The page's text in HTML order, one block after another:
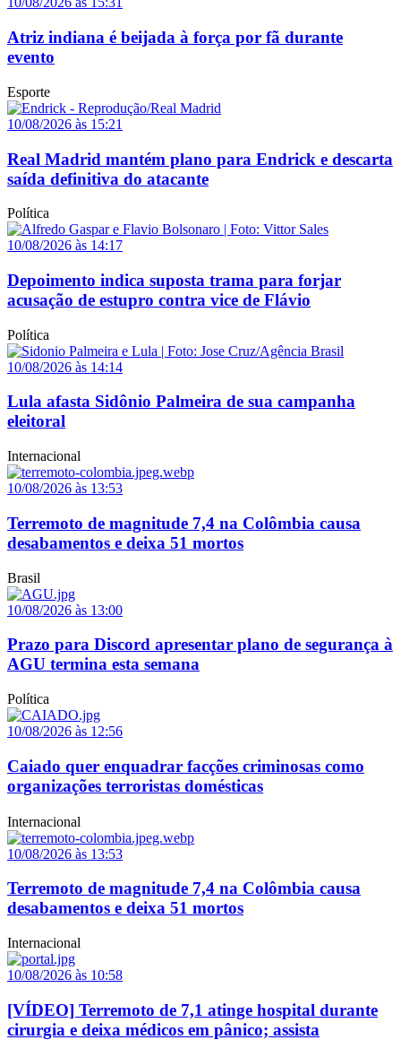
Atriz indiana é beijada à força por fã durante
evento
Esporte
10/08/2026 às 15:21
Real Madrid mantém plano para Endrick e descarta
saída definitiva do atacante
Política
10/08/2026 às 14:17
Depoimento indica suposta trama para forjar
acusação de estupro contra vice de Flávio
Política
10/08/2026 às 14:14
Lula afasta Sidônio Palmeira de sua campanha
eleitoral
Internacional
10/08/2026 às 13:53
Terremoto de magnitude 7,4 na Colômbia causa
desabamentos e deixa 51 mortos
Brasil
10/08/2026 às 13:00
Prazo para Discord apresentar plano de segurança à
AGU termina esta semana
Política
10/08/2026 às 12:56
Caiado quer enquadrar facções criminosas como
organizações terroristas domésticas
Internacional
10/08/2026 às 13:53
Terremoto de magnitude 7,4 na Colômbia causa
desabamentos e deixa 51 mortos
Internacional
10/08/2026 às 10:58
[VÍDEO] Terremoto de 7,1 atinge hospital durante
cirurgia e deixa médicos em pânico; assista